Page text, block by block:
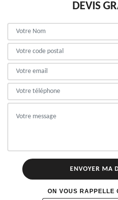
DEVIS
ON VOUS RAPPELLE